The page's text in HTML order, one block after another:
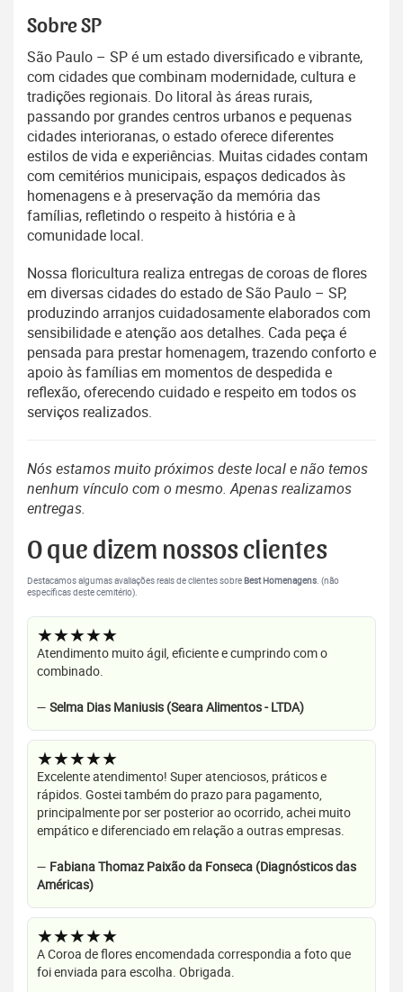
Sobre SP
São Paulo – SP é um estado diversificado e vibrante,
com cidades que combinam modernidade, cultura e
tradições regionais. Do litoral às áreas rurais,
passando por grandes centros urbanos e pequenas
cidades interioranas, o estado oferece diferentes
estilos de vida e experiências. Muitas cidades contam
com cemitérios municipais, espaços dedicados às
homenagens e à preservação da memória das
famílias, refletindo o respeito à história e à
comunidade local.
Nossa floricultura realiza entregas de coroas de flores
em diversas cidades do estado de São Paulo – SP,
produzindo arranjos cuidadosamente elaborados com
sensibilidade e atenção aos detalhes. Cada peça é
pensada para prestar homenagem, trazendo conforto e
apoio às famílias em momentos de despedida e
reflexão, oferecendo cuidado e respeito em todos os
serviços realizados.
Nós estamos muito próximos deste local e não temos
nenhum vínculo com o mesmo. Apenas realizamos
entregas.
O que dizem nossos clientes
Destacamos algumas avaliações reais de clientes sobre Best Homenagens. (não
específicas deste cemitério).
★★★★★
Atendimento muito ágil, eficiente e cumprindo com o
combinado.
— Selma Dias Maniusis (Seara Alimentos - LTDA)
★★★★★
Excelente atendimento! Super atenciosos, práticos e
rápidos. Gostei também do prazo para pagamento,
principalmente por ser posterior ao ocorrido, achei muito
empático e diferenciado em relação a outras empresas.
— Fabiana Thomaz Paixão da Fonseca (Diagnósticos das
Américas)
★★★★★
A Coroa de flores encomendada correspondia a foto que
foi enviada para escolha. Obrigada.